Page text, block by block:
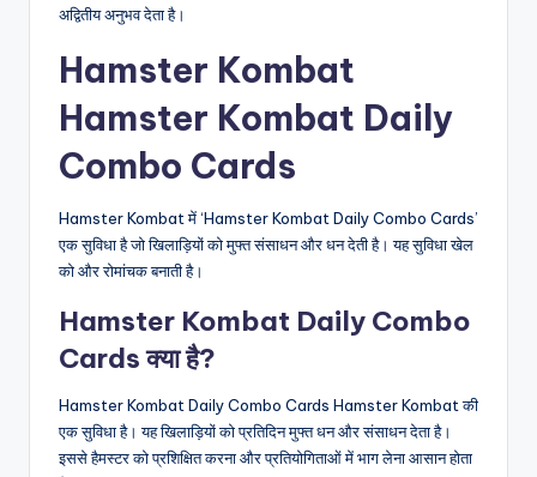
अद्वितीय अनुभव देता है।
Hamster Kombat
Hamster Kombat Daily
Combo Cards
Hamster Kombat में ‘Hamster Kombat Daily Combo Cards’
एक सुविधा है जो खिलाड़ियों को मुफ्त संसाधन और धन देती है। यह सुविधा खेल
को और रोमांचक बनाती है।
Hamster Kombat Daily Combo
Cards क्या है?
Hamster Kombat Daily Combo Cards Hamster Kombat की
एक सुविधा है। यह खिलाड़ियों को प्रतिदिन मुफ्त धन और संसाधन देता है।
इससे हैमस्टर को प्रशिक्षित करना और प्रतियोगिताओं में भाग लेना आसान होता